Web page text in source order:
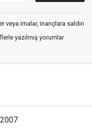
imalar, inançlara saldırı
yazılmış yorumlar